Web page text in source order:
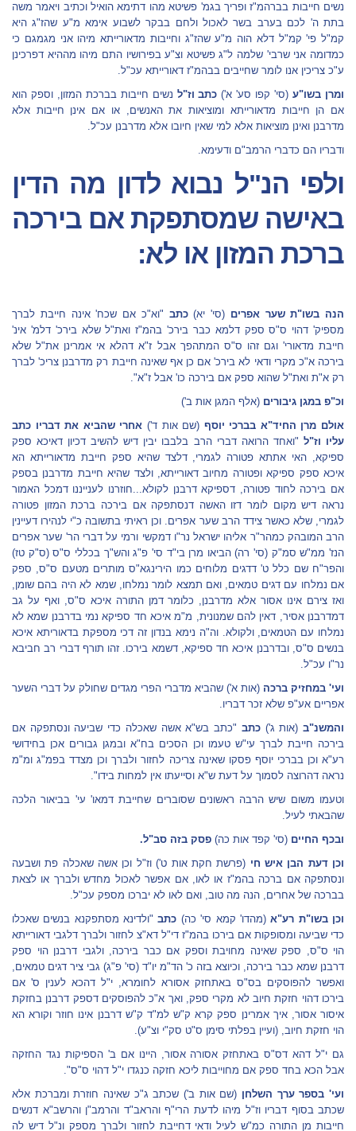
נשים חייבות בברהמ"ז ופריך בגמ' פשיטא מהו דתימא הואיל וכתיב ויאמר משה
בתת ה' לכם בערב בשר לאכול ולחם בבקר לשבוע אימא מ"ע שהז"ג היא
קמ"ל פי' קמ"ל דלא הוה מ"ע שהז"ג וחייבות מדאורייתא מיהו אני מגמגם כי
כמדומה אני שרבי' שלמה ל"ג פשיטא וצ"ע בפירושיו התם מיהו מההיא דפרכינן
ע"כ צריכין אנו לומר שחייבים בבהמ"ז דאורייתא עכ"ל.
ומרן בשו"ע(סי' קפו סע' א') כתב וז"ל נשים חייבות בברכת המזון, וספק הוא
אם הן חייבות מדאורייתא ומוציאות את האנשים, או אם אינן חייבות אלא
מדרבנן ואינן מוציאות אלא למי שאין חיובו אלא מדרבנן עכ"ל.
ודבריו הם כדברי הרמב"ם ודעימא.
ולפי הנ"ל נבוא לדון מה הדין
באישה שמסתפקת אם בירכה
ברכת המזון או לא:
הנה בשו"ת שער אפרים (סי' יא)כתב "וא"כ אם שכח' אינה חייבת לברך
מספיק' דהוי ס"ס ספק דלמא כבר בירכ' בהמ"ז ואת"ל שלא בירכ' דלמ' אינ'
חייבת מדאורי' וגם זהו ס"ס המתהפך אבל ז"א דהלא אי אמרינן את"ל שלא
בירכה א"כ מקרי ודאי לא בירכ' אם כן אף שאינה חייבת רק מדרבנן צריכ' לברך
רק א"ת ואת"ל שהוא ספק אם בירכה כו' אבל ז"א".
וכ"פ במגן גיבורים (אלף המגן אות ב')
אולם מרן החיד"א בברכי יוסף (שם אות ד') אחרי שהביא את דבריו כתב
עליו וז"ל "ואחד הרואה דברי הרב בלבבו יבין דיש להשיב דכיון דאיכא ספק
ספיקא, האי אתתא פטורה לגמרי, דלצד שהיא ספק חייבת מדאורייתא הא
איכא ספק ספיקא ופטורה מחיוב דאורייתא, ולצד שהיא חייבת מדרבנן בספק
אם בירכה לחוד פטורה, דספיקא דרבנן לקולא...חוזרנו לענייננו דמכל האמור
נראה דיש מקום לומר דזו האשה דנסתפקה אם בירכה ברכת המזון פטורה
לגמרי, שלא כאשר צידד הרב שער אפרים. וכן ראיתי בתשובה כ"י לנהירו דעיינין
הרב המובהק כמהר"ר אליהו ישראל נר"ו דמקשי ורמי על דברי הר' שער אפרים
הנז' ממ"ש סמ"ק (סי' רה) הביאו מרן בי"ד סי' פ"ג והש"ך בכללי ס"ס (ס"ק טז)
והפר"ח שם כלל ט' דדגים מלוחים כמו הירינגא"ס מותרים מטעם ס"ס, ספק
אם נמלחו עם דגים טמאים, ואם תמצא לומר נמלחו, שמא לא היה בהם שומן,
ואז צירם אינו אסור אלא מדרבנן, כלומר דמן התורה איכא ס"ס, ואף על גב
דמדרבנן אסיר, דאין להם שמנונית, מ"מ איכא חד ספיקא נמי בדרבנן שמא לא
נמלחו עם הטמאים, ולקולא. וה"ה נימא בנדון זה דכי מספקת בדאוריתא איכא
בנשים ס"ס, ובדרבנן איכא חד ספיקא, דשמא בירכו. זהו תורף דברי רב חביבא
נר"ו עכ"ל.
ועי' במחזיק ברכה (אות א') שהביא מדברי הפרי מגדים שחולק על דברי השער
אפריים אע"פ שלא זכר דבריו.
והמשנ"ב (אות ג')כתב "כתב בש"א אשה שאכלה כדי שביעה ונסתפקה אם
בירכה חייבת לברך עי"ש טעמו וכן הסכים בח"א ובמגן גבורים אכן בחידושי
רע"א וכן בברכי יוסף פסקו שאינה צריכה לחזור ולברך וכן מצדד בפמ"ג ומ"מ
נראה דהרוצה לסמוך על דעת ש"א וסייעתו אין למחות בידו".
וטעמו משום שיש הרבה ראשונים שסוברים שחייבת דמאו' עי' בביאור הלכה
שהבאתי לעיל.
ובכף החיים (סי' קפד אות כה) פסק בזה סב"ל.
וכן דעת הבן איש חי (פרשת חקת אות ט') וז"ל וכן אשה שאכלה פת ושבעה
ונסתפקה אם ברכה בהמ"ז או לאו, אם אפשר לאכול מחדש ולברך או לצאת
בברכה של אחרים, הנה מה טוב, ואם לאו לא יברכו מספק עכ"ל.
וכן בשו"ת רע"א(מהדו' קמא סי' כה) כתב "ולדינא מסתפקנא בנשים שאכלו
כדי שביעה ומסופקות אם בירכו בהמ"ז די"ל דא"צ לחזור ולברך דלגבי דאורייתא
הוי ס"ס, ספק שאינה מחויבת וספק אם כבר בירכה, ולגבי דרבנן הוי ספק
דרבנן שמא כבר בירכה, וכיוצא בזה כ' הד"מ יו"ד (סי' פ"ג) גבי ציר דגים טמאים,
ואפשר להפוסקים בס"ס באתחזק אסורא לחומרא, י"ל דהכא לענין ס' אם
בירכו דהוי חזקת חיוב לא מקרי ספק, ואך א"כ להפוסקים דספק דרבנן בחזקת
איסור אסור, איך אמרינן ספק קרא ק"ש למ"ד ק"ש דרבנן אינו חוזר וקורא הא
הוי חזקת חיוב, (ועיין בפלתי סימן ס"ט סק"י וצ"ע).
גם י"ל דהא דס"ס באתחזק אסורה אסור, היינו אם ב' הספיקות נגד החזקה
אבל הכא בחד ספק אם מחוייבות ליכא חזקה כנגדו י"ל דהוי ס"ס".
ועי' בספר ערך השלחן (שם אות ב') שכתב ג"כ שאינה חוזרת ומברכת אלא
שכתב בסוף דבריו וז"ל מיהו לדעת הרי"ף והראב"ד והרמב"ן והרשב"א דנשים
חייבות מן התורה כמ"ש לעיל ודאי דחייבת לחזור ולברך מספק ונ"ל דיש לה